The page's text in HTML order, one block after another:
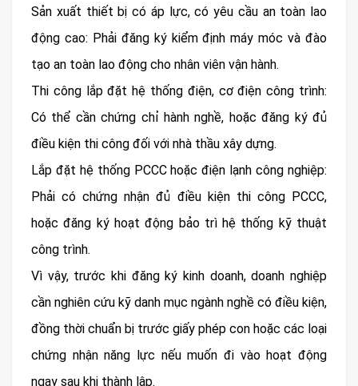
Sản xuất thiết bị có áp lực, có yêu cầu an toàn lao
động cao: Phải đăng ký kiểm định máy móc và đào
tạo an toàn lao động cho nhân viên vận hành.
Thi công lắp đặt hệ thống điện, cơ điện công trình:
Có thể cần chứng chỉ hành nghề, hoặc đăng ký đủ
điều kiện thi công đối với nhà thầu xây dựng.
Lắp đặt hệ thống PCCC hoặc điện lạnh công nghiệp:
Phải có chứng nhận đủ điều kiện thi công PCCC,
hoặc đăng ký hoạt động bảo trì hệ thống kỹ thuật
công trình.
Vì vậy, trước khi đăng ký kinh doanh, doanh nghiệp
cần nghiên cứu kỹ danh mục ngành nghề có điều kiện,
đồng thời chuẩn bị trước giấy phép con hoặc các loại
chứng nhận năng lực nếu muốn đi vào hoạt động
ngay sau khi thành lập.